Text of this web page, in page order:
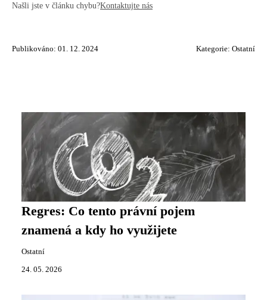
Našli jste v článku chybu?Kontaktujte nás
Publikováno: 01. 12. 2024 Kategorie: Ostatní
Regres: Co tento právní pojem
znamená a kdy ho využijete
Ostatní
24. 05. 2026